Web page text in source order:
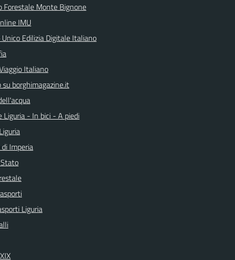
Forestale Monte Bignone
IMU
Edilizia Digitale Italiano
Italiano
su borghimagazine.it
Liguria - In bici - A piedi
Imperia
Liguria